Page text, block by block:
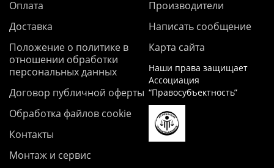
Оплата
Доставка
Положение о политике в
отношении обработки
персональных данных
Договор публичной оферты
Обработка файлов cookie
Контакты
Монтаж и сервис
Производители
Написать сообщение
Карта сайта
Наши права защищает
Ассоциация
“Правосубъектность”